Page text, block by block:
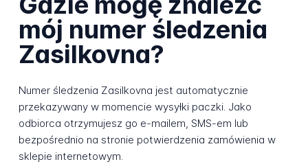
mój numer śledzenia
Zasilkovna?
Numer śledzenia Zasilkovna jest automatycznie
przekazywany w momencie wysyłki paczki. Jako
odbiorca otrzymujesz go e-mailem, SMS-em lub
bezpośrednio na stronie potwierdzenia zamówienia w
sklepie internetowym.